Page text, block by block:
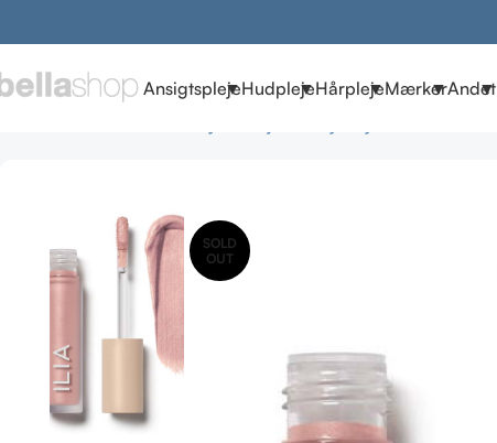
AnsigtsplejeHudplejeHårplejeMærkerAndet
SOLD
OUT